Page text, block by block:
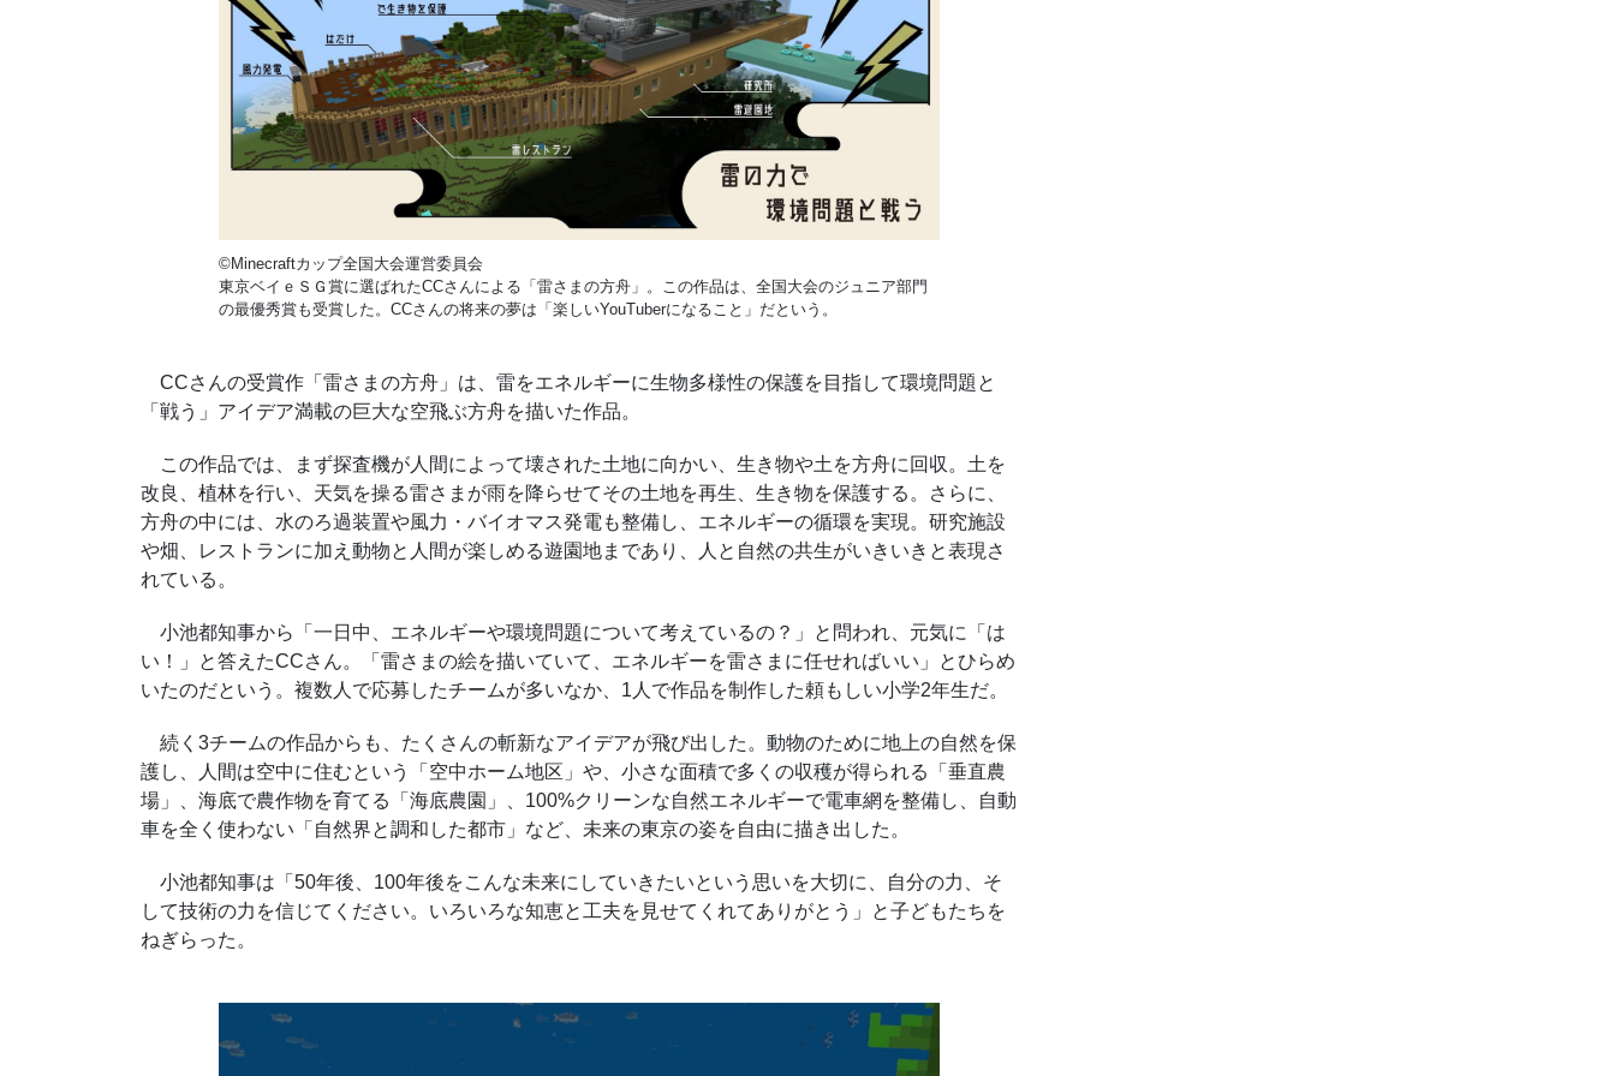
©Minecraftカップ全国大会運営委員会
東京ベイｅＳＧ賞に選ばれたCCさんによる「雷さまの方舟」。この作品は、全国大会のジュニア部門
の最優秀賞も受賞した。 CCさんの将来の夢は「楽しいYouTuberになること」だという。
CCさんの受賞作「雷さまの方舟」は、雷をエネルギーに生物多様性の保護を目指して環境問題と
「戦う」アイデア満載の巨大な空飛ぶ方舟を描いた作品。
この作品では、まず探査機が人間によって壊された土地に向かい、生き物や土を方舟に回収。土を
改良、植林を行い、天気を操る雷さまが雨を降らせてその土地を再生、生き物を保護する。さらに、
方舟の中には、水のろ過装置や風力・バイオマス発電も整備し、エネルギーの循環を実現。研究施設
や畑、レストランに加え動物と人間が楽しめる遊園地まであり、人と自然の共生がいきいきと表現さ
れている。
小池都知事から「一日中、エネルギーや環境問題について考えているの？」と問われ、元気に「は
い！」と答えたCCさん。「雷さまの絵を描いていて、エネルギーを雷さまに任せればいい」とひらめ
いたのだという。複数人で応募したチームが多いなか、 1 人で作品を制作した頼もしい小学2年生だ。
続く 3チームの作品からも、たくさんの斬新なアイデアが飛び出した。動物のために地上の自然を保
護し、人間は空中に住むという「空中ホーム地区」や、小さな面積で多くの収穫が得られる「垂直農
場」、海底で農作物を育てる「海底農園」、 100%クリーンな自然エネルギーで電車網を整備し、自動
車を全く使わない「自然界と調和した都市」など、未来の東京の姿を自由に描き出した。
小池都知事は「 50年後、 100年後をこんな未来にしていきたいという思いを大切に、自分の力、そ
して技術の力を信じてください。いろいろな知恵と工夫を見せてくれてありがとう」と子どもたちを
ねぎらった。